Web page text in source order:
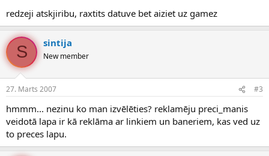
redzeji atskjiribu, raxtits datuve bet aiziet uz gamez
S sintija
New member
27. Marts 2007 #3
hmmm... nezinu ko man izvēlēties? reklamēju preci_manis
veidotā lapa ir kā reklāma ar linkiem un baneriem, kas ved uz
to preces lapu.